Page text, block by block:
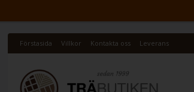
Förstasida Villkor Kontakta oss Leverans